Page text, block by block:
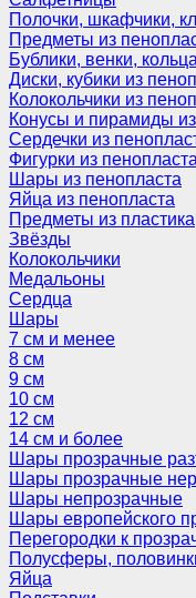
Полочки, шкафчики,
Предметы из
Бублики, венки,
Диски, кубики из
Колокольчики из
Конусы и пирамиды
Сердечки из
Фигурки из
Шары из пенопласта
Яйца из пенопласта
Предметы из пластика
Звёзды
Колокольчики
Медальоны
Сердца
Шары
7 см и менее
8 см
9 см
10 см
12 см
14 см и более
Шары прозрачные
Шары прозрачные
Шары непрозрачные
Шары европейского
Перегородки к
Полусферы,
Яйца